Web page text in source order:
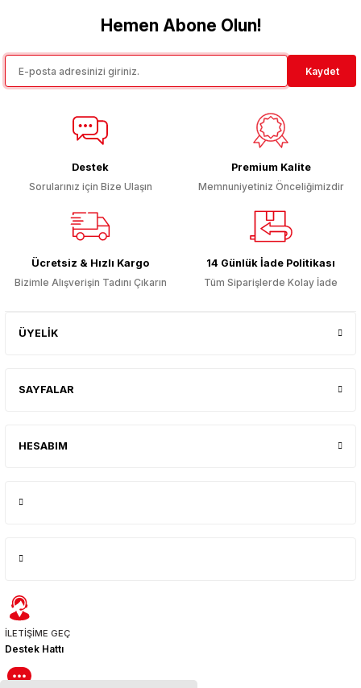
Hemen Abone Olun!
Kaydet
Destek
Sorularınız için Bize Ulaşın
Premium Kalite
Memnuniyetiniz Önceliğimizdir
Ücretsiz & Hızlı Kargo
Bizimle Alışverişin Tadını Çıkarın
14 Günlük İade Politikası
Tüm Siparişlerde Kolay İade
ÜYELİK
SAYFALAR
HESABIM
İLETİŞİME GEÇ
Destek Hattı